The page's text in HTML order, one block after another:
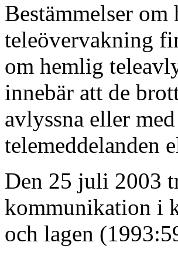
Bestämmelser
teleövervakning
om hemlig
innebär att de
avlyssna eller
telemeddelanden
Den 25 juli 2003
kommunikation i
och lagen